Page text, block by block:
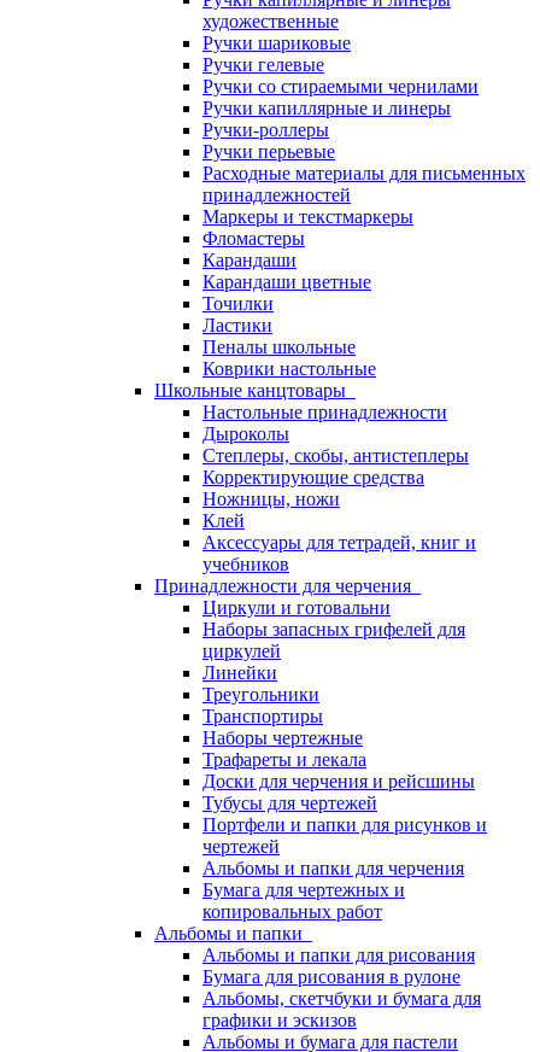
художественные
Ручки шариковые
Ручки гелевые
Ручки со стираемыми чернилами
Ручки капиллярные и линеры
Ручки-роллеры
Ручки перьевые
Расходные материалы для письменных
принадлежностей
Маркеры и текстмаркеры
Фломастеры
Карандаши
Карандаши цветные
Точилки
Ластики
Пеналы школьные
Коврики настольные
Школьные канцтовары
Настольные принадлежности
Дыроколы
Степлеры, скобы, антистеплеры
Корректирующие средства
Ножницы, ножи
Клей
Аксессуары для тетрадей, книг и
учебников
Принадлежности для черчения
Циркули и готовальни
Наборы запасных грифелей для
циркулей
Линейки
Треугольники
Транспортиры
Наборы чертежные
Трафареты и лекала
Доски для черчения и рейсшины
Тубусы для чертежей
Портфели и папки для рисунков и
чертежей
Альбомы и папки для черчения
Бумага для чертежных и
копировальных работ
Альбомы и папки
Альбомы и папки для рисования
Бумага для рисования в рулоне
Альбомы, скетчбуки и бумага для
графики и эскизов
Альбомы и бумага для пастели